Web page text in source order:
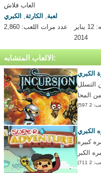
العاب فلاش
لعبة, الكارثة, الكبري
عدد مرات اللعب: 2,860
تاريخ الاضافه: 12 يناير
2014
الالعاب المتشابه:
الكبري
التسلل
الكبري
كبيره